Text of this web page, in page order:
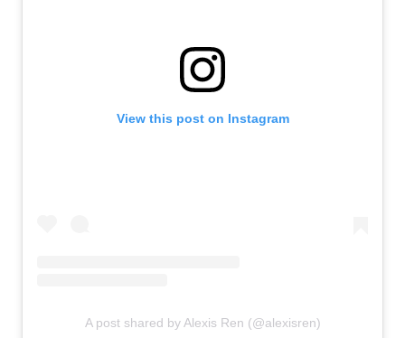
View this post on Instagram
A post shared by Alexis Ren (@alexisren)